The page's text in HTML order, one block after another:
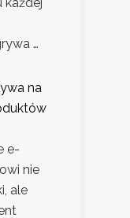
…
na
e-
nie
ale